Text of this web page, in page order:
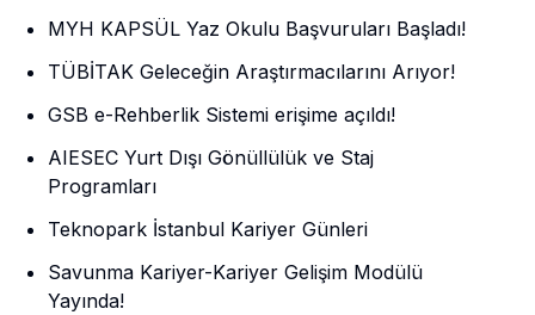
MYH KAPSÜL Yaz Okulu Başvuruları Başladı!
TÜBİTAK Geleceğin Araştırmacılarını Arıyor!
GSB e-Rehberlik Sistemi erişime açıldı!
AIESEC Yurt Dışı Gönüllülük ve Staj
Programları
Teknopark İstanbul Kariyer Günleri
Savunma Kariyer-Kariyer Gelişim Modülü
Yayında!